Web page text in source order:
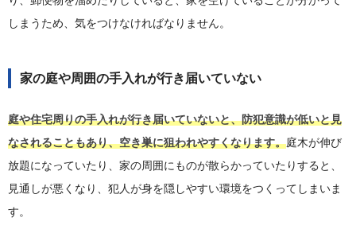
しまうため、気をつけなければなりません。
家の庭や周囲の手入れが行き届いていない
庭や住宅周りの手入れが行き届いていないと、防犯意識が低いと見
なされることもあり、空き巣に狙われやすくなります。庭木が伸び
放題になっていたり、家の周囲にものが散らかっていたりすると、
見通しが悪くなり、犯人が身を隠しやすい環境をつくってしまいま
す。